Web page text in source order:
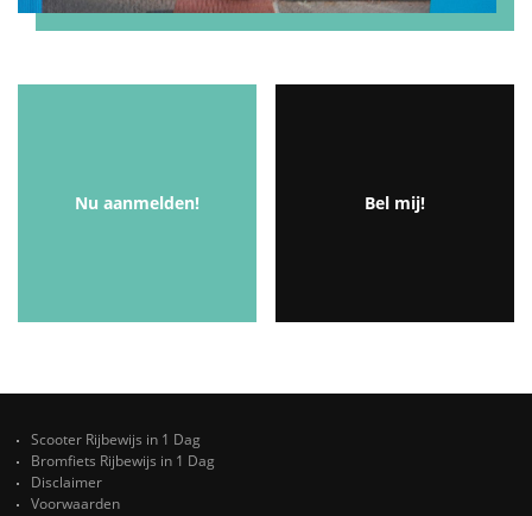
Nu aanmelden! Bel mij!
Scooter Rijbewijs in 1 Dag
Bromfiets Rijbewijs in 1 Dag
Disclaimer
Voorwaarden